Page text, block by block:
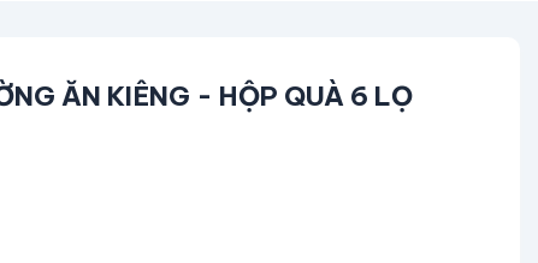
ĂN KIÊNG - HỘP QUÀ 6 LỌ